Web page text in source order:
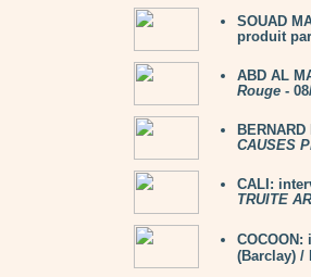
SOUAD
produit
ABD AL
Rouge -
CAUSES
CALI:
TRUITE
(Barclay) /